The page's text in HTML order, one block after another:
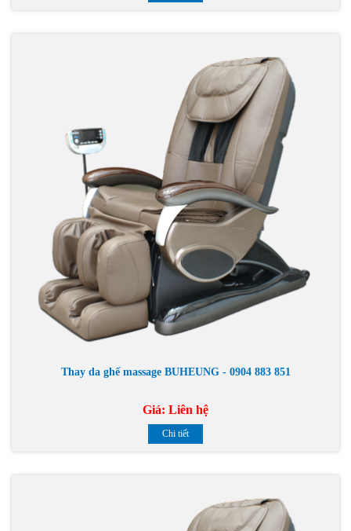
Thay da ghế massage BUHEUNG - 0904 883 851
Giá: Liên hệ
Chi tiết